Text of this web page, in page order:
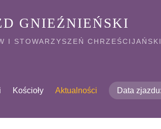
GNIEŹNIEŃSKI
I STOWARZYSZEŃ
Kościoły Aktualności Data